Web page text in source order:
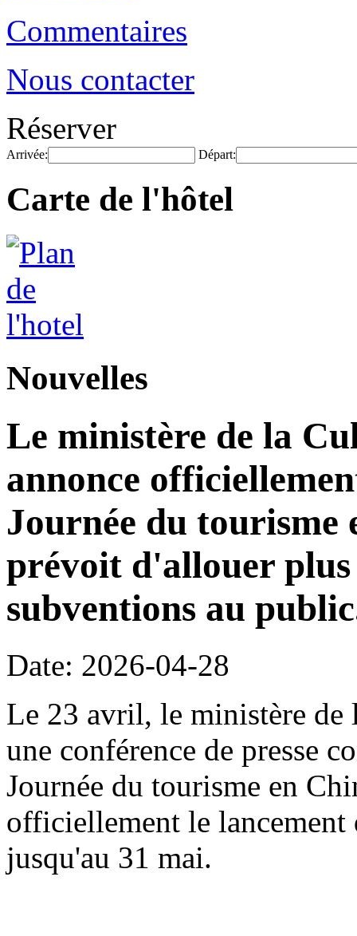
Commentaires
Nous contacter
Réserver
Arrivée: Départ:
Carte de l'hôtel
Nouvelles
Le ministère de la
annonce
Journée du tourisme
prévoit d'allouer
subventions au
Date: 2026-04-28
Le 23 avril, le ministère de
une conférence de presse
Journée du tourisme en
officiellement le lancement
jusqu'au 31 mai.